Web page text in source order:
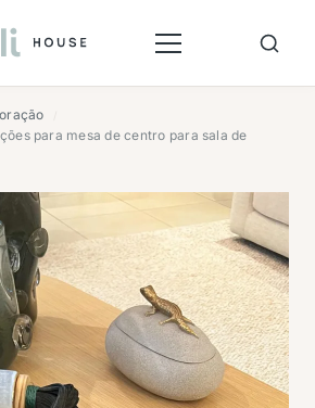
para mesa de centro para sala de